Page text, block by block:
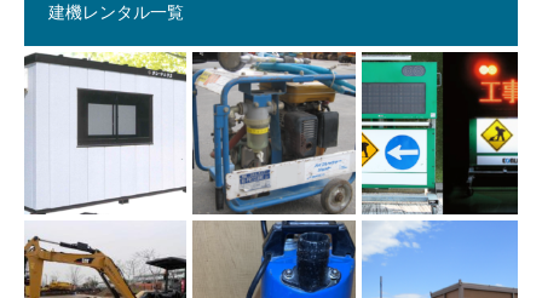
建機レンタル一覧